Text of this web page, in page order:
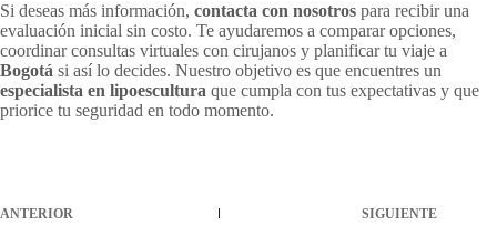
Si deseas más información, contacta con nosotros para recibir una
evaluación inicial sin costo. Te ayudaremos a comparar opciones,
coordinar consultas virtuales con cirujanos y planificar tu viaje a
Bogotá si así lo decides. Nuestro objetivo es que encuentres un
especialista en lipoescultura que cumpla con tus expectativas y que
priorice tu seguridad en todo momento.
ANTERIOR SIGUIENTE